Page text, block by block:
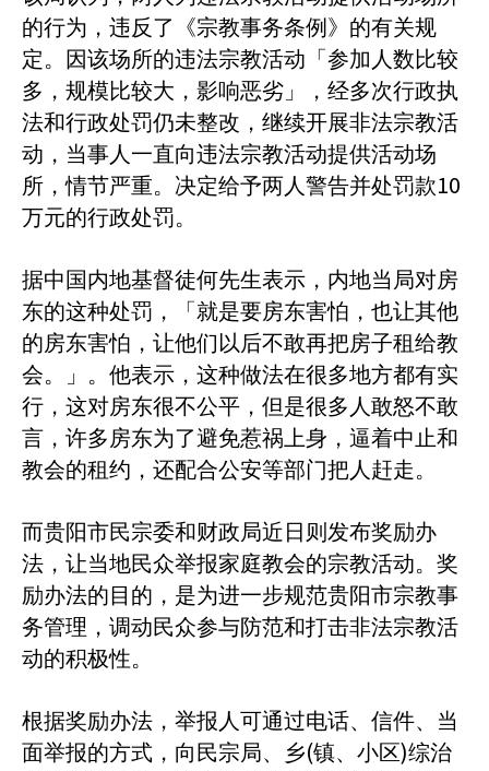
的行为，违反了《宗教事务条例》的有关规
定。因该场所的违法宗教活动「参加人数比较
多，规模比较大，影响恶劣」，经多次行政执
法和行政处罚仍未整改，继续开展非法宗教活
动，当事人一直向违法宗教活动提供活动场
所，情节严重。决定给予两人警告并处罚款10
万元的行政处罚。
据中国内地基督徒何先生表示，内地当局对房
东的这种处罚，「就是要房东害怕，也让其他
的房东害怕，让他们以后不敢再把房子租给教
会。」。他表示，这种做法在很多地方都有实
行，这对房东很不公平，但是很多人敢怒不敢
言，许多房东为了避免惹祸上身，逼着中止和
教会的租约，还配合公安等部门把人赶走。
而贵阳市民宗委和财政局近日则发布奖励办
法，让当地民众举报家庭教会的宗教活动。奖
励办法的目的，是为进一步规范贵阳市宗教事
务管理，调动民众参与防范和打击非法宗教活
动的积极性。
根据奖励办法，举报人可通过电话、信件、当
面举报的方式，向民宗局、乡(镇、小区)综治